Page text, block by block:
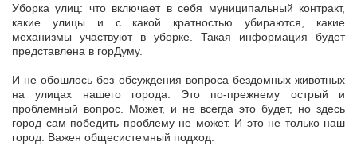
Уборка улиц: что включает в себя муниципальный контракт,
какие улицы и с какой кратностью убираются, какие
механизмы участвуют в уборке. Такая информация будет
представлена в горДуму.
И не обошлось без обсуждения вопроса бездомных животных
на улицах нашего города. Это по-прежнему острый и
проблемный вопрос. Может, и не всегда это будет, но здесь
город сам победить проблему не может. И это не только наш
город. Важен общесистемный подход.